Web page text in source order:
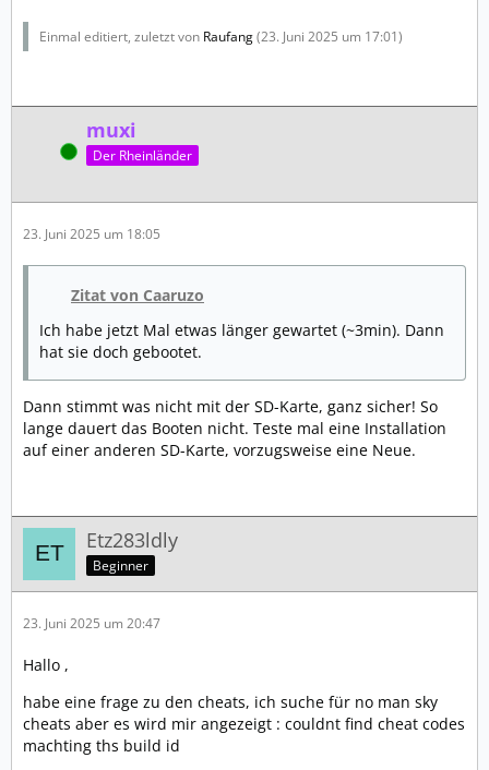
Einmal editiert, zuletzt von Raufang(23. Juni 2025 um 17:01)
Online
muxi
Der Rheinländer
23. Juni 2025 um 18:05
Zitat von Caaruzo
Ich habe jetzt Mal etwas länger gewartet (~3min). Dann
hat sie doch gebootet.
Dann stimmt was nicht mit der SD-Karte, ganz sicher! So
lange dauert das Booten nicht. Teste mal eine Installation
auf einer anderen SD-Karte, vorzugsweise eine Neue.
Etz283ldly
Beginner
23. Juni 2025 um 20:47
Hallo ,
habe eine frage zu den cheats, ich suche für no man sky
cheats aber es wird mir angezeigt : couldnt find cheat codes
machting ths build id